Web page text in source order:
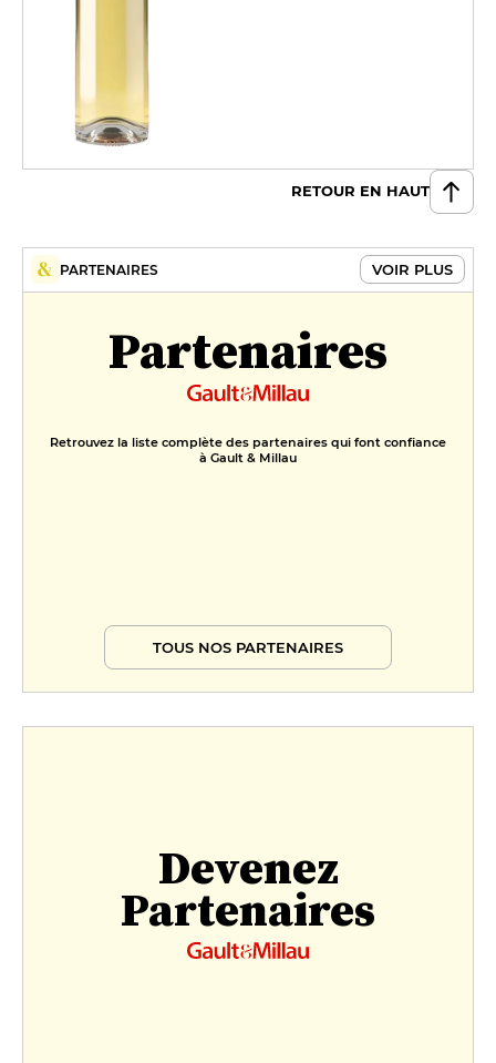
RETOUR EN HAUT
PARTENAIRES VOIR PLUS
Partenaires
Retrouvez la liste complète des partenaires qui font confiance
à Gault & Millau
TOUS NOS PARTENAIRES
Devenez
Partenaires